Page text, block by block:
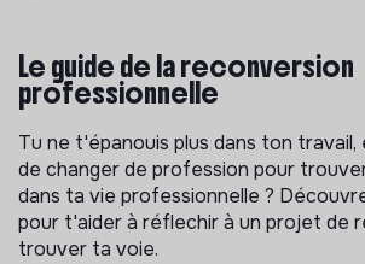
Le guide de la reconversion
professionnelle
Tu ne t'épanouis plus dans ton
de changer de profession pour
dans ta vie professionnelle ?
pour t'aider à réflechir à un projet de
trouver ta voie.